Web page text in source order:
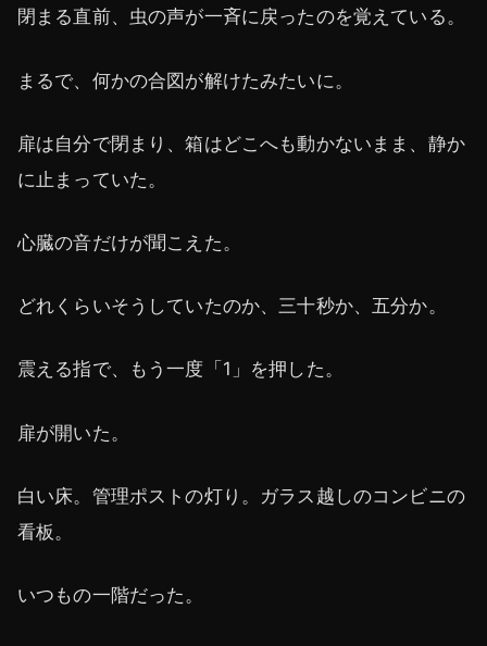
閉まる直前、虫の声が一斉に戻ったのを覚えている。
まるで、何かの合図が解けたみたいに。
扉は自分で閉まり、箱はどこへも動かないまま、静か
に止まっていた。
心臓の音だけが聞こえた。
どれくらいそうしていたのか、三十秒か、五分か。
震える指で、もう一度「1」を押した。
扉が開いた。
白い床。管理ポストの灯り。ガラス越しのコンビニの
看板。
いつもの一階だった。